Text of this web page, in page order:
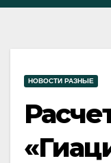
НОВОСТИ РАЗНЫЕ